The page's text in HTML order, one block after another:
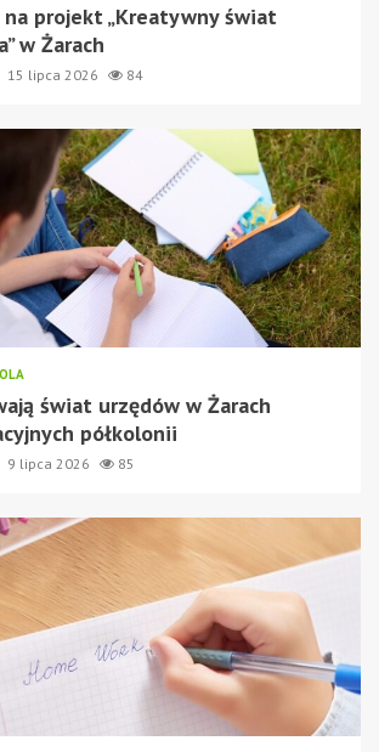
na projekt „Kreatywny świat
w Żarach
15 lipca 2026 84
świat urzędów w Żarach
półkolonii
9 lipca 2026 85